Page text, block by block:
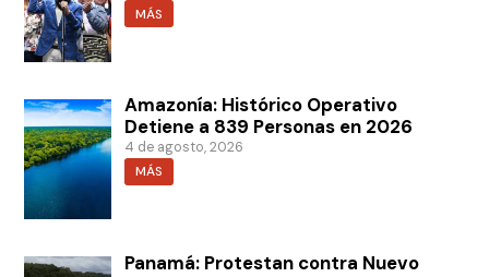
MÁS
Amazonía: Histórico Operativo
Detiene a 839 Personas en 2026
4 de agosto, 2026
MÁS
Panamá: Protestan contra Nuevo